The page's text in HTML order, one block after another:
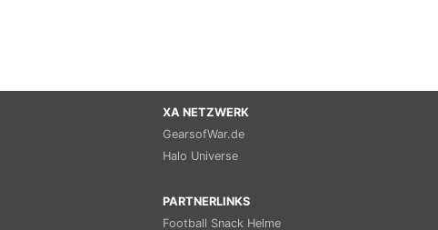
XA NETZWERK
GearsofWar.de
Halo Universe
PARTNERLINKS
Football Snack Helme